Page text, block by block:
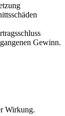
Gewinn.
Wirkung.